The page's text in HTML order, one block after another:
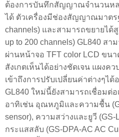
ต้องการบันทึกสัญญาณจำนวนห
ได้ ตัวเครื่องมีช่องสัญญาณมาตร
channels) และสามารถขยายได้
up to 200 channels) GL840 ส
ผ่านหน้าจอ TFT color LCD ขน
สังเกตเห็นได้อย่างชัดเจน แผง
เข้าถึงการปรับเปลี่ยนค่าต่างๆได้
GL840 ใหม่นี้ยังสามารถเชื่อมต่อ
อาทิเช่น อุณหภูมิและความชื้น
sensor), ความสว่างและยูวี (GS-
กระแสสลับ (GS-DPA-AC AC